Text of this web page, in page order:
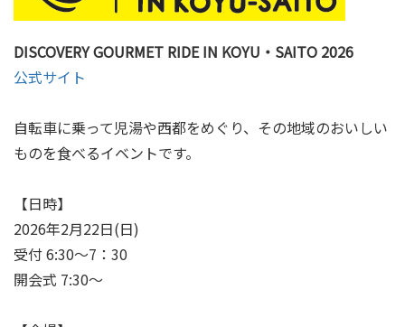
DISCOVERY GOURMET RIDE IN KOYU・SAITO 2026
公式サイト
自転車に乗って児湯や西都をめぐり、その地域のおいしい
ものを食べるイベントです。
【日時】
2026年2月22日(日)
受付 6:30～7：30
開会式 7:30～